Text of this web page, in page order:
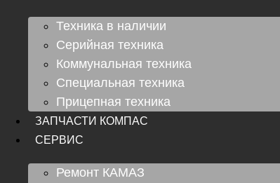
Техника в наличии
Серийная техника
Коммунальная техника
Специальная техника
Прицепная техника
ЗАПЧАСТИ КОМПАС
СЕРВИС
Ремонт КАМАЗ